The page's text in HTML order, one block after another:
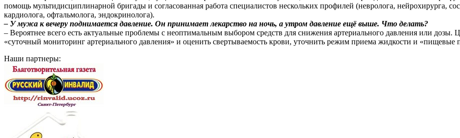
помощь мультидисциплинарной бригады и согласованная работа специалистов нескольких профилей (невролога, нейрохирурга,
кардиолога, офтальмолога, эндокринолога).
– У мужа к вечеру поднимается давление. Он принимает лекарство на ночь, а утром давление ещё выше. Что делать?
– Вероятнее всего есть актуальные проблемы с неоптимальным выбором средств для снижения артериального давления или дозы.
«суточный мониторинг артериального давления» и оценить свертываемость крови, уточнить режим приема жидкости и «пищевые
Наши партнеры: